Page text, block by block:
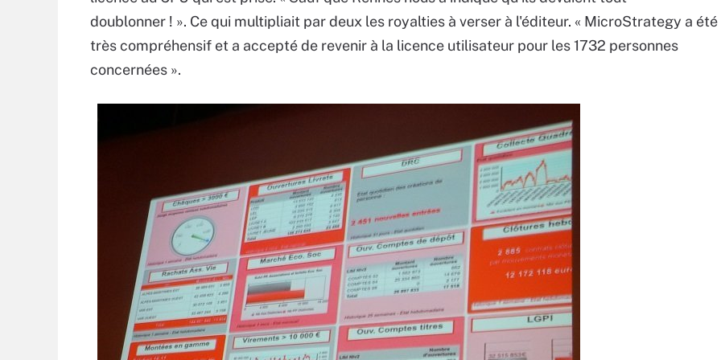
doublonner ! ». Ce qui multipliait par deux les royalties à verser à l'éditeur. « MicroStrategy a été
très compréhensif et a accepté de revenir à la licence utilisateur pour les 1732 personnes
concernées ».